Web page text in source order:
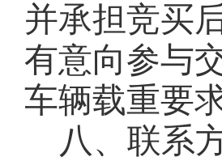
并承担竞买
有意向参与
车辆载重要
八、联系